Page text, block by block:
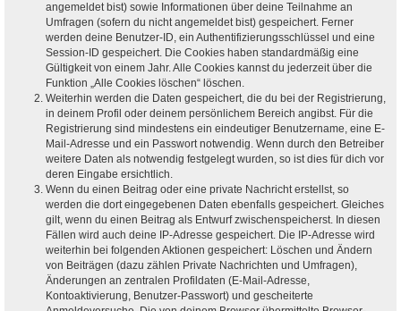
angemeldet bist) sowie Informationen über deine Teilnahme an
Umfragen (sofern du nicht angemeldet bist) gespeichert. Ferner
werden deine Benutzer-ID, ein Authentifizierungsschlüssel und eine
Session-ID gespeichert. Die Cookies haben standardmäßig eine
Gültigkeit von einem Jahr. Alle Cookies kannst du jederzeit über die
Funktion „Alle Cookies löschen“ löschen.
Weiterhin werden die Daten gespeichert, die du bei der Registrierung,
in deinem Profil oder deinem persönlichem Bereich angibst. Für die
Registrierung sind mindestens ein eindeutiger Benutzername, eine E-
Mail-Adresse und ein Passwort notwendig. Wenn durch den Betreiber
weitere Daten als notwendig festgelegt wurden, so ist dies für dich vor
deren Eingabe ersichtlich.
Wenn du einen Beitrag oder eine private Nachricht erstellst, so
werden die dort eingegebenen Daten ebenfalls gespeichert. Gleiches
gilt, wenn du einen Beitrag als Entwurf zwischenspeicherst. In diesen
Fällen wird auch deine IP-Adresse gespeichert. Die IP-Adresse wird
weiterhin bei folgenden Aktionen gespeichert: Löschen und Ändern
von Beiträgen (dazu zählen Private Nachrichten und Umfragen),
Änderungen an zentralen Profildaten (E-Mail-Adresse,
Kontoaktivierung, Benutzer-Passwort) und gescheiterte